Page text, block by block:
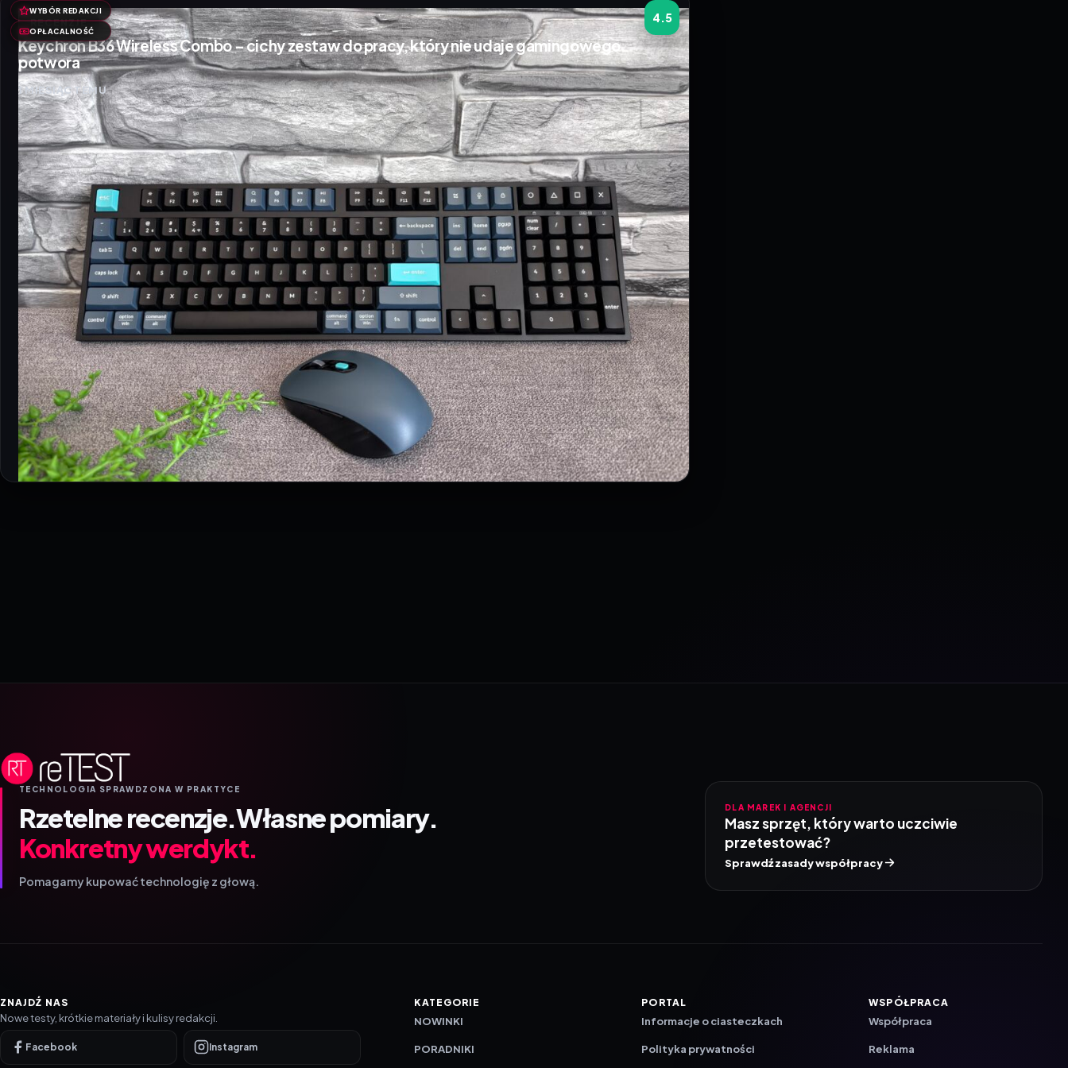
WYBÓR REDAKCJI
OPŁACALNOŚĆ
4.5
RECENZJE
Keychron B36 Wireless Combo – cichy zestaw do pracy, który nie udaje gamingowego
potwora
1 MIESIĄC TEMU
TECHNOLOGIA SPRAWDZONA W PRAKTYCE
Rzetelne recenzje.Własne pomiary.
Konkretny werdykt.
Pomagamy kupować technologię z głową.
DLA MAREK I AGENCJI
Masz sprzęt, który warto uczciwie
przetestować?
Sprawdź zasady współpracy
ZNAJDŹ NAS
Nowe testy, krótkie materiały i kulisy redakcji.
Facebook Instagram
KATEGORIE
NOWINKI
PORADNIKI
PORTAL
Informacje o ciasteczkach
Polityka prywatności
WSPÓŁPRACA
Współpraca
Reklama